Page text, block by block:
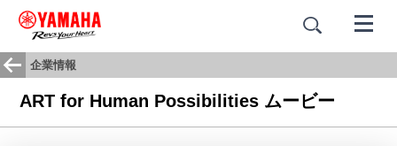
企業情報
ART for Human Possibilities ムービー